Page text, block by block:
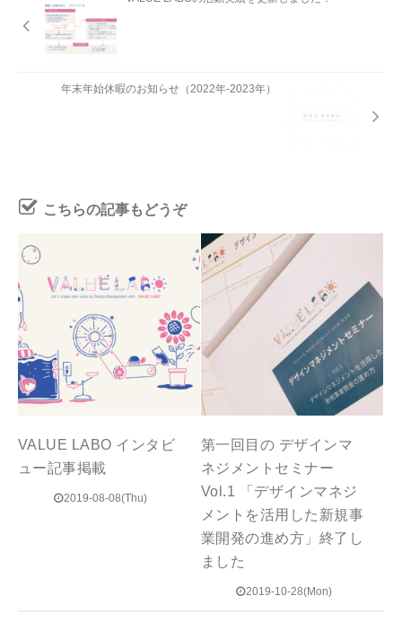
年末年始休暇のお知らせ（2022年-2023年）
こちらの記事もどうぞ
VALUE LABO インタビ
ュー記事掲載
2019-08-08(Thu)
第一回目の デザインマ
ネジメントセミナー
Vol.1 「デザインマネジ
メントを活用した新規事
業開発の進め方」終了し
ました
2019-10-28(Mon)